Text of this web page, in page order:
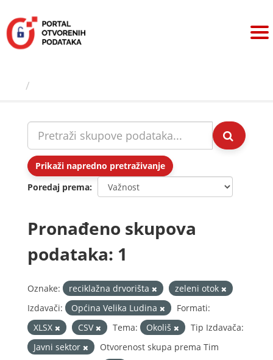
sadržaj
Prikaži napredno pretraživanje
Poredaj prema
Pronađeno skupova
podataka: 1
Oznake: reciklažna drvorišta
zeleni otok
Izdavači:
Općina Velika Ludina
Formati:
XLSX
CSV Tema: Okoliš
Tip Izdavača:
Javni sektor
Otvorenost skupa prema Tim